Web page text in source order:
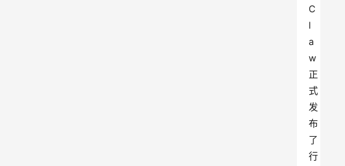
C
l
a
w
正
式
发
布
了
行